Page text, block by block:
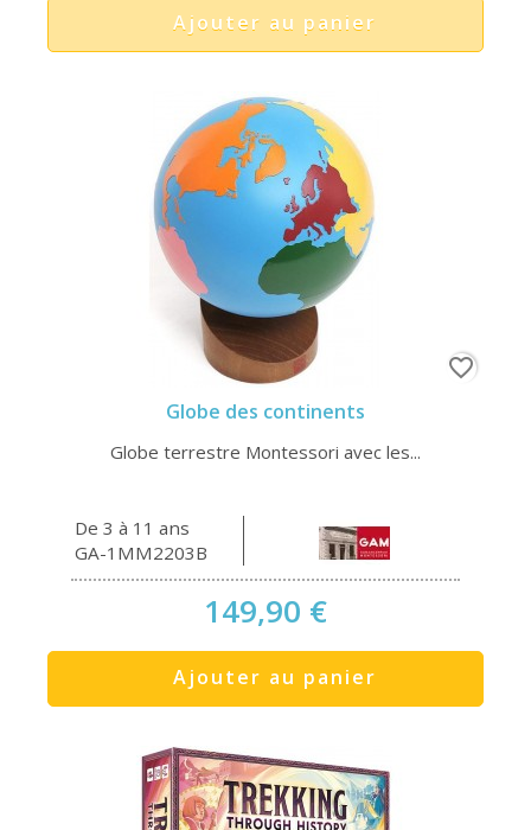
Ajouter au panier
Globe des continents
Globe terrestre Montessori avec les...
De 3 à 11 ans
GA-1MM2203B
149,90 €
Ajouter au panier
favorite_border